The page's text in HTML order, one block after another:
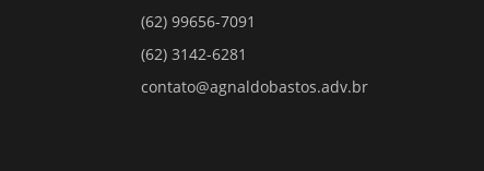
(62) 99656-7091
(62) 3142-6281
contato@agnaldobastos.adv.br